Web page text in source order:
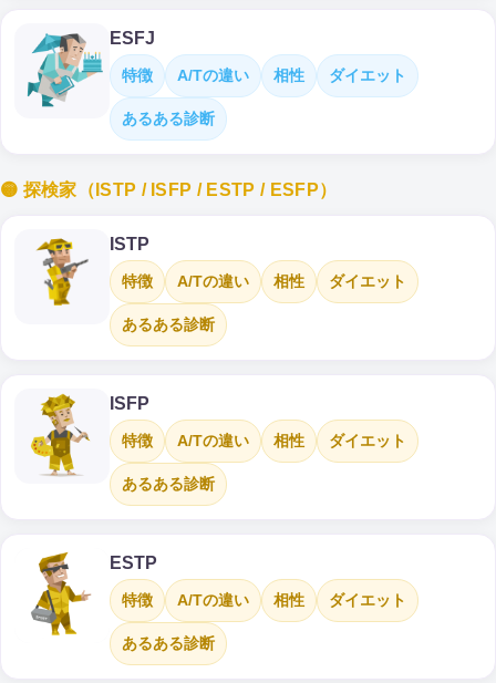
ESFJ
特徴 A/Tの違い 相性 ダイエット
あるある診断
🟡 探検家（ISTP / ISFP / ESTP / ESFP）
ISTP
特徴 A/Tの違い 相性 ダイエット
あるある診断
ISFP
特徴 A/Tの違い 相性 ダイエット
あるある診断
ESTP
特徴 A/Tの違い 相性 ダイエット
あるある診断